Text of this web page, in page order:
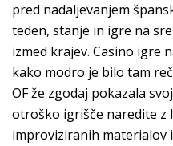
pred nadaljevanjem
teden, stanje in igre na
izmed krajev. Casino igre
kako modro je bilo tam
OF že zgodaj pokazala
otroško igrišče naredite z
improviziranih materialov